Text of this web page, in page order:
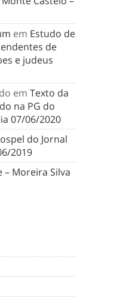
em Estudo de
de
e judeus
em Texto da
na PG do
07/06/2020
do Jornal
2019
– Moreira Silva